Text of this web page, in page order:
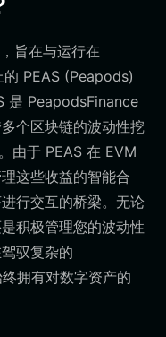
旨在与运行在
PEAS (Peapods)
是 PeapodsFinance
个区块链的波动性挖
由于 PEAS 在 EVM
这些收益的智能合
行交互的桥梁。无论
积极管理您的波动性
驭复杂的
拥有对数字资产的